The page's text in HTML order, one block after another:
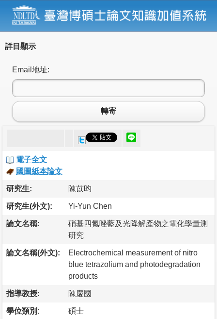
詳目顯示
Email地址:
轉寄
電子全文
國圖紙本論文
研究生: 陳苡昀
研究生(外文): Yi-Yun Chen
論文名稱:
硝基四氮唑藍及光降解產物之電化學量測
研究
論文名稱(外文):
Electrochemical measurement of nitro
blue tetrazolium and photodegradation
products
指導教授: 陳慶國
學位類別: 碩士